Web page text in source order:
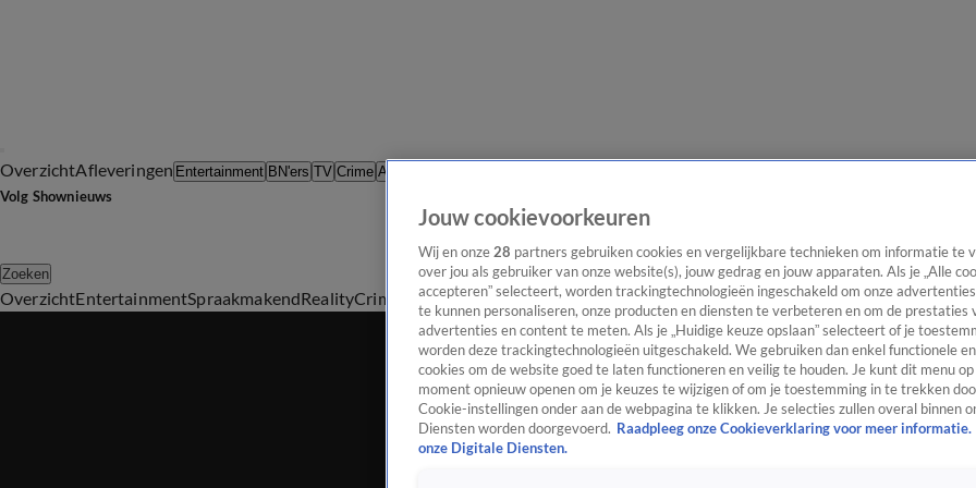
OverzichtAfleveringen Entertainment BN'ers TV Crime Algemeen
Volg Shownieuws
Zoeken
OverzichtEntertainmentSpraakmakendRealityCrime Video'sAfleveringen
Jouw cookievoorkeuren
Wij en onze 28 partners gebruiken cookies en vergelijkbare technieken om informatie te
over jou als gebruiker van onze website(s), jouw gedrag en jouw apparaten. Als je „Alle
accepteren” selecteert, worden trackingtechnologieën ingeschakeld om onze
te kunnen personaliseren, onze producten en diensten te verbeteren en om de prestaties
advertenties en content te meten. Als je „Huidige keuze opslaan” selecteert of je
worden deze trackingtechnologieën uitgeschakeld. We gebruiken dan enkel functionele
cookies om de website goed te laten functioneren en veilig te houden. Je kunt dit menu
moment opnieuw openen om je keuzes te wijzigen of om je toestemming in te trekken
Cookie-instellingen onder aan de webpagina te klikken. Je selecties zullen overal binnen
Diensten worden doorgevoerd. Raadpleeg onze Cookieverklaring voor meer informatie.
onze Digitale Diensten.